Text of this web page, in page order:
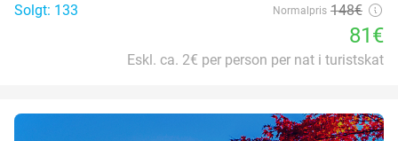
Solgt: 133
Normalpris 148€
81€
Eskl. ca. 2€ per person per nat i turistskat